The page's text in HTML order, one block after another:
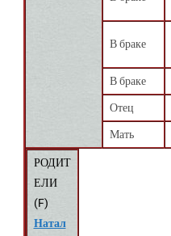
В браке
В браке
Отец
Мать
РОДИТ
ЕЛИ
(F)
Натал